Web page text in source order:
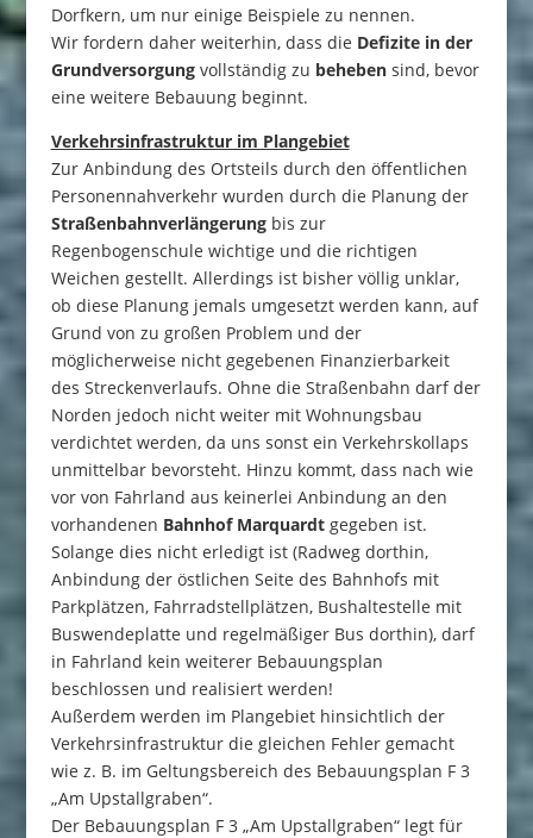
Dorfkern, um nur einige Beispiele zu nennen.
Wir fordern daher weiterhin, dass die Defizite in der
Grundversorgungvollständig zu behebensind, bevor
eine weitere Bebauung beginnt.
Verkehrsinfrastruktur im Plangebiet
Zur Anbindung des Ortsteils durch den öffentlichen
Personennahverkehr wurden durch die Planung der
Straßenbahnverlängerungbis zur
Regenbogenschule wichtige und die richtigen
Weichen gestellt. Allerdings ist bisher völlig unklar,
ob diese Planung jemals umgesetzt werden kann, auf
Grund von zu großen Problem und der
möglicherweise nicht gegebenen Finanzierbarkeit
des Streckenverlaufs. Ohne die Straßenbahn darf der
Norden jedoch nicht weiter mit Wohnungsbau
verdichtet werden, da uns sonst ein Verkehrskollaps
unmittelbar bevorsteht. Hinzu kommt, dass nach wie
vor von Fahrland aus keinerlei Anbindung an den
vorhandenen Bahnhof Marquardtgegeben ist.
Solange dies nicht erledigt ist (Radweg dorthin,
Anbindung der östlichen Seite des Bahnhofs mit
Parkplätzen, Fahrradstellplätzen, Bushaltestelle mit
Buswendeplatte und regelmäßiger Bus dorthin), darf
in Fahrland kein weiterer Bebauungsplan
beschlossen und realisiert werden!
Außerdem werden im Plangebiet hinsichtlich der
Verkehrsinfrastruktur die gleichen Fehler gemacht
wie z. B. im Geltungsbereich des Bebauungsplan F 3
„Am Upstallgraben“.
Der Bebauungsplan F 3 „Am Upstallgraben“ legt für